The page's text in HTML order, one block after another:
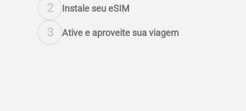
2 Instale seu eSIM
3 Ative e aproveite sua viagem